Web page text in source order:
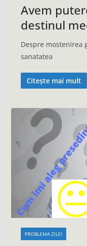
Avem
destinul
Despre mostenirea
sanatatea
Citește mai mult
PROBLEMA ZILEI